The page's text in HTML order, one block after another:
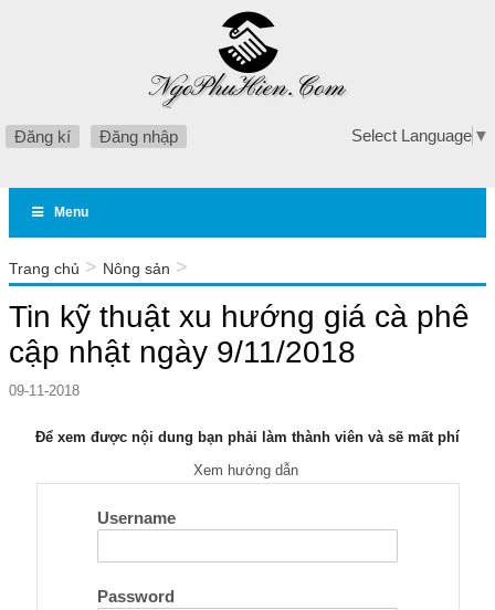
Đăng kí Đăng nhập Select Language ▼
Menu
Trang chủ > Nông sản >
Tin kỹ thuật xu hướng giá cà phê
cập nhật ngày 9/11/2018
09-11-2018
Để xem được nội dung bạn phải làm thành viên và sẽ mất phí
Xem hướng dẫn
Username
Password